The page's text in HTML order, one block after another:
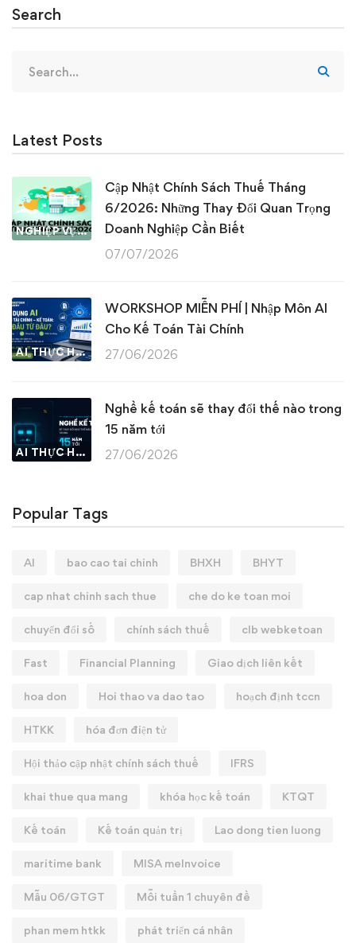
Search
for:
Latest Posts
NGHIỆP VỤ KẾ TOÁN & THUẾ
Cập Nhật Chính Sách Thuế Tháng
6/2026: Những Thay Đổi Quan Trọng
Doanh Nghiệp Cần Biết
07/07/2026
AI THỰC HÀNH
WORKSHOP MIỄN PHÍ | Nhập Môn AI
Cho Kế Toán Tài Chính
27/06/2026
AI THỰC HÀNH
Nghề kế toán sẽ thay đổi thế nào trong
15 năm tới
27/06/2026
Popular Tags
AI bao cao tai chinh BHXH BHYT
cap nhat chinh sach thue che do ke toan moi
chuyển đổi số chính sách thuế clb webketoan
Fast Financial Planning Giao dịch liên kết
hoa don Hoi thao va dao tao hoạch định tccn
HTKK hóa đơn điện tử
Hội thảo cập nhật chính sách thuế IFRS
khai thue qua mang khóa học kế toán KTQT
Kế toán Kế toán quản trị Lao dong tien luong
maritime bank MISA meInvoice
Mẫu 06/GTGT Mỗi tuần 1 chuyên đề
phan mem htkk phát triển cá nhân